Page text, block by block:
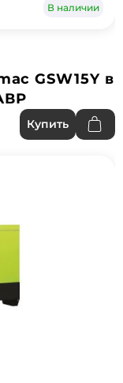
В наличии
GSW15Y в
Купить